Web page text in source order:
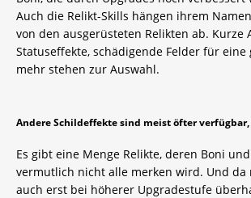
Auch die Relikt-Skills hängen ihrem
von den ausgerüsteten Relikten ab. Kurze
Statuseffekte, schädigende Felder für eine
mehr stehen zur Auswahl.
Andere Schildeffekte sind meist öfter
Es gibt eine Menge Relikte, deren Boni
vermutlich nicht alle merken wird. Und da
auch erst bei höherer Upgradestufe